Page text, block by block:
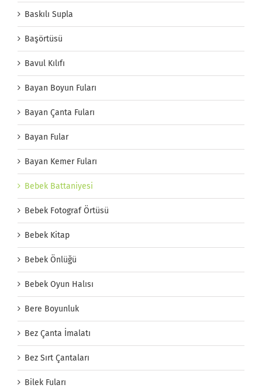
Baskılı Supla
Başörtüsü
Bavul Kılıfı
Bayan Boyun Fuları
Bayan Çanta Fuları
Bayan Fular
Bayan Kemer Fuları
Bebek Battaniyesi
Bebek Fotograf Örtüsü
Bebek Kitap
Bebek Önlüğü
Bebek Oyun Halısı
Bere Boyunluk
Bez Çanta İmalatı
Bez Sırt Çantaları
Bilek Fuları